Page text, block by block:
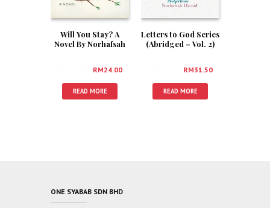
Will You Stay? A
Novel By Norhafsah
RM24.00
READ MORE
Letters to God Series
(Abridged – Vol. 2)
RM31.50
READ MORE
ONE SYABAB SDN BHD